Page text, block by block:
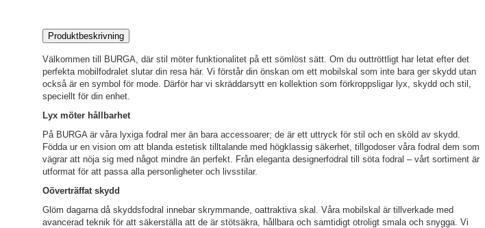
Produktbeskrivning
Välkommen till BURGA, där stil möter funktionalitet på ett sömlöst sätt. Om du outtröttligt har letat efter det
perfekta mobilfodralet slutar din resa här. Vi förstår din önskan om ett mobilskal som inte bara ger skydd utan
också är en symbol för mode. Därför har vi skräddarsytt en kollektion som förkroppsligar lyx, skydd och stil,
speciellt för din enhet.
Lyx möter hållbarhet
På BURGA är våra lyxiga fodral mer än bara accessoarer; de är ett uttryck för stil och en sköld av skydd.
Födda ur en vision om att blanda estetisk tilltalande med högklassig säkerhet, tillgodoser våra fodral dem som
vägrar att nöja sig med något mindre än perfekt. Från eleganta designerfodral till söta fodral – vårt sortiment är
utformat för att passa alla personligheter och livsstilar.
Oöverträffat skydd
Glöm dagarna då skyddsfodral innebar skrymmande, oattraktiva skal. Våra mobilskal är tillverkade med
avancerad teknik för att säkerställa att de är stötsäkra, hållbara och samtidigt otroligt smala och snygga. Vi